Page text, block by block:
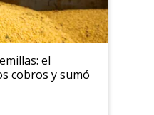
el
cobros y sumó